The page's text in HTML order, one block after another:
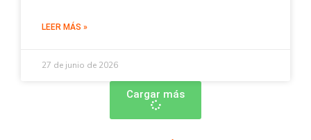
LEER MÁS »
27 de junio de 2026
Cargar más